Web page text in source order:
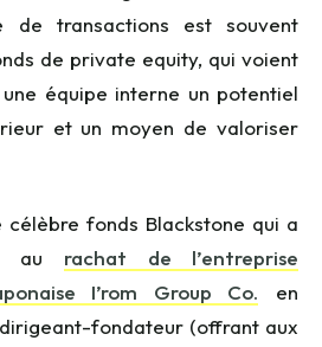
de transactions est souvent
de private equity, qui voient
équipe interne un potentiel
et un moyen de valoriser
célèbre fonds Blackstone qui a
au rachat de l’entreprise
I’rom Group Co. en
fondateur (offrant aux